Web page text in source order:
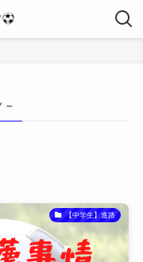
–
【中学生】進路